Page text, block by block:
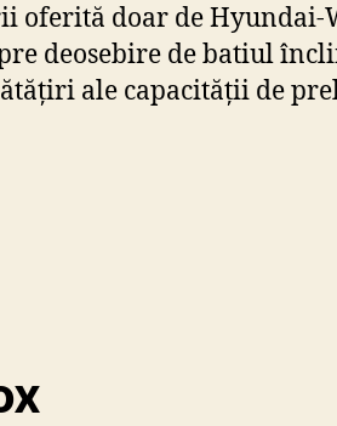
oferită doar de Hyundai-
deosebire de batiul
ale capacității de